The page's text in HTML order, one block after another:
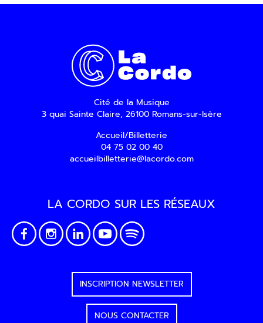
Cité de la Musique
3 quai Sainte Claire, 26100 Romans-sur-Isère
Accueil/Billetterie
04 75 02 00 40
accueilbilletterie@lacordo.com
LA CORDO SUR LES RÉSEAUX
INSCRIPTION NEWSLETTER
NOUS CONTACTER
Inscription
désinscrire à tout moment via les liens de
contactant. Pour en savoir plus, consultez notre
confidentialité.